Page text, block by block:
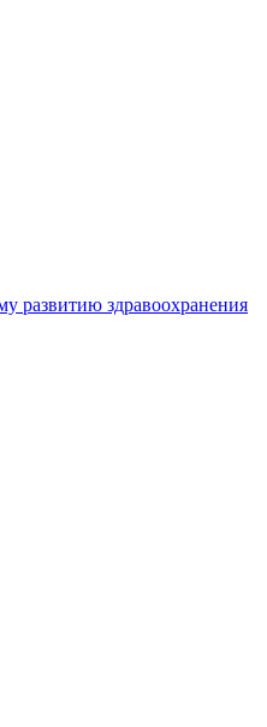
развитию здравоохранения